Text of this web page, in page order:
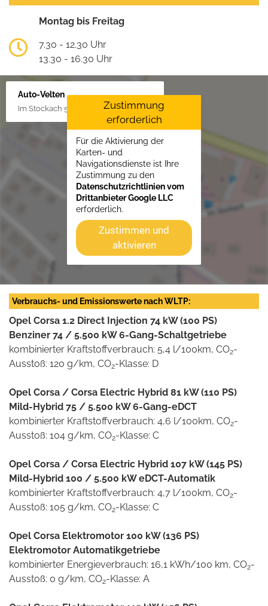
Montag bis Freitag
7.30 - 12.30 Uhr
13.30 - 16.30 Uhr
Auto-Velten
Im Stockach 5, 73235 Weilheim/Teck
Zustimmung
erforderlich
Für die Aktivierung der
Karten- und
Navigationsdienste ist Ihre
Zustimmung zu den
Datenschutzrichtlinien vom
Drittanbieter Google LLC
erforderlich.
Zustimmen und
aktivieren
Verbrauchs- und Emissionswerte nach WLTP:
Opel Corsa 1.2 Direct Injection 74 kW (100 PS)
Benziner 74 / 5.500 kW 6-Gang-Schaltgetriebe
kombinierter Kraftstoffverbrauch: 5,4 l/100km, CO2-
Ausstoß: 120 g/km, CO2-Klasse: D
Opel Corsa / Corsa Electric Hybrid 81 kW (110 PS)
Mild-Hybrid 75 / 5.500 kW 6-Gang-eDCT
kombinierter Kraftstoffverbrauch: 4,6 l/100km, CO2-
Ausstoß: 104 g/km, CO2-Klasse: C
Opel Corsa / Corsa Electric Hybrid 107 kW (145 PS)
Mild-Hybrid 100 / 5.500 kW eDCT-Automatik
kombinierter Kraftstoffverbrauch: 4,7 l/100km, CO2-
Ausstoß: 105 g/km, CO2-Klasse: C
Opel Corsa Elektromotor 100 kW (136 PS)
Elektromotor Automatikgetriebe
kombinierter Energieverbrauch: 16,1 kWh/100 km, CO2-
Ausstoß: 0 g/km, CO2-Klasse: A